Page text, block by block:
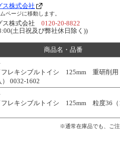
ス株式会社
ページに移動します。
ス株式会社 0120-20-8822
土日祝及び弊社休日除く))
商品名・品番
フレキシブルトイシ 125mm 重研削
0032-1602
フレキシブルトイシ 125mm 粒度36（
※通常在庫品でも、ご注